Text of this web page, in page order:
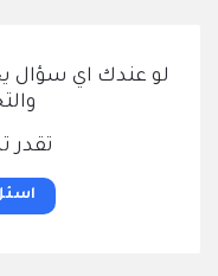
لو عندك اي سؤال
تقدر